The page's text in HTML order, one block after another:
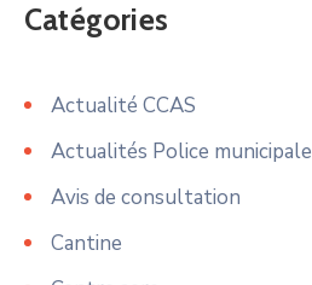
Catégories
Actualité CCAS
Actualités Police municipale
Avis de consultation
Cantine